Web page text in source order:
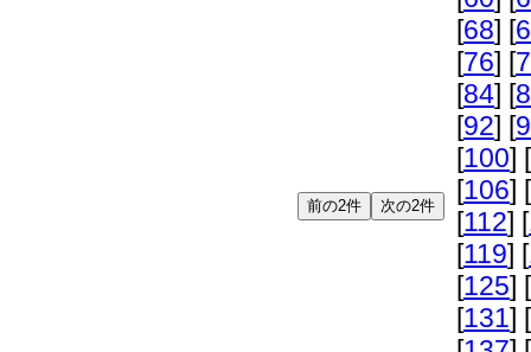
[68] [
[76] [
[84] [
[92] [
[100] [
[106] [
[112] [
[119] [
[125] [
[131] [